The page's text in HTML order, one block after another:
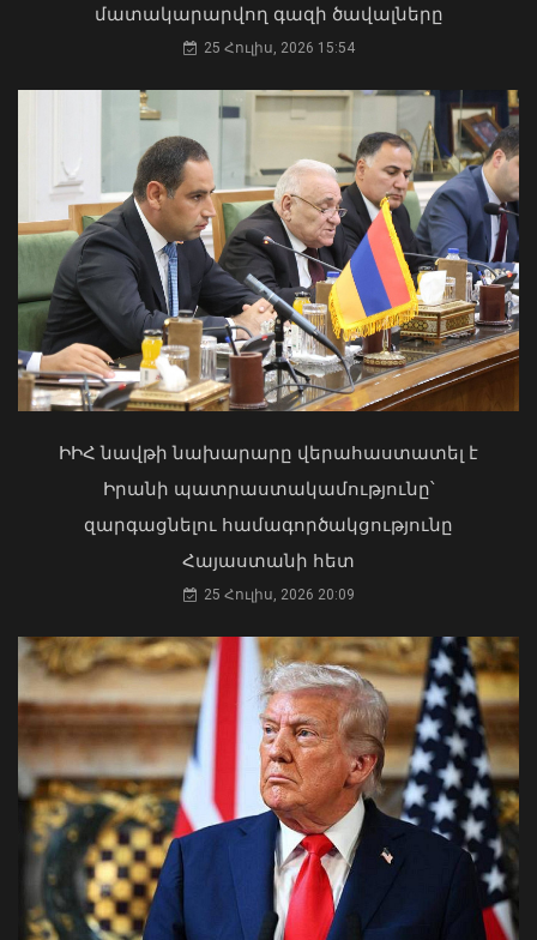
«Դոլֆին» թայֆունը շարժվում է դեպի
Չինաստան․ վտանգի տակ է մինչև 30
միլիոն մարդ․ Լևոն Ազիզյան
07 Օգոստոս, 2026 23:53
իրավական հիմքերի վճարովի
ավտոկայանատեղի կազմակերպելու
12 դեպք
07 Օգոստոս, 2026 23:30
Մկրտության արարողությունից հետո
Արտաշատում 14 մարդ թունավորման
ախտանիշներով դիմել է ԲԿ. ՀՎԿԱԿ
02 Օգոստոս, 2026 15:06
Դուք 5 տարի ինձնից փախած եք ման
եկել. Կոնջորյանը՝ «Հայաստան»
դաշինքի պատգամավորներին
04 Օգոստոս, 2026 15:53
մատակարարվող գազի ծավալները
25 Հուլիս, 2026 15:54
ԻԻՀ նավթի նախարարը վերահաստատել է
Իրանի պատրաստակամությունը՝
զարգացնելու համագործակցությունը
Հայաստանի հետ
25 Հուլիս, 2026 20:09